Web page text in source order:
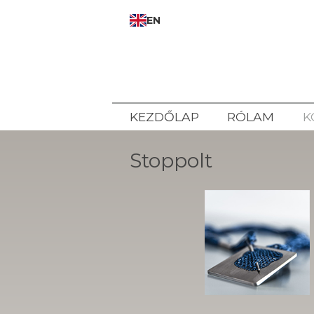
EN
KEZDŐLAP RÓLAM
Stoppolt